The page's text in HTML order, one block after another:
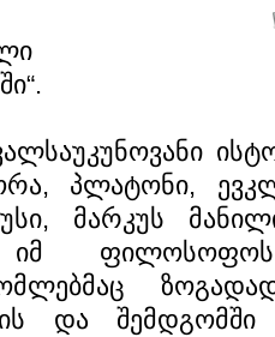
პლატონი,
მარკუს
და შემდგომში